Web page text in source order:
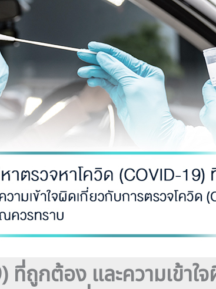
ที่ถูกต้อง และความเข้าใ